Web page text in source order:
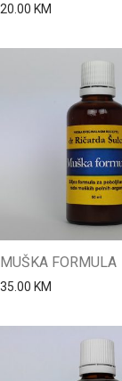
20.00 KM
MUŠKA FORMULA
35.00 KM